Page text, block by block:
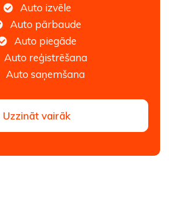
Auto izvēle
Auto pārbaude
Auto piegāde
Auto reģistrēšana
Auto saņemšana
Uzzināt vairāk